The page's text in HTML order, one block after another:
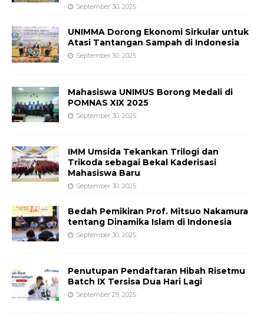
September 30, 2025
UNIMMA Dorong Ekonomi Sirkular untuk
Atasi Tantangan Sampah di Indonesia
September 30, 2025
Mahasiswa UNIMUS Borong Medali di
POMNAS XIX 2025
September 30, 2025
IMM Umsida Tekankan Trilogi dan
Trikoda sebagai Bekal Kaderisasi
Mahasiswa Baru
September 30, 2025
Bedah Pemikiran Prof. Mitsuo Nakamura
tentang Dinamika Islam di Indonesia
September 30, 2025
Penutupan Pendaftaran Hibah Risetmu
Batch IX Tersisa Dua Hari Lagi
September 29, 2025